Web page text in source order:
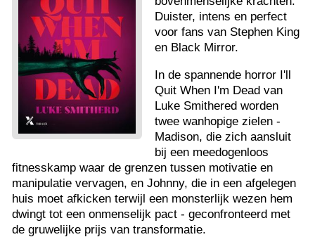
Duister, intens en perfect
voor fans van Stephen King
en Black Mirror.
In de spannende horror I'll
Quit When I'm Dead van
Luke Smithered worden
twee wanhopige zielen -
Madison, die zich aansluit
bij een meedogenloos
fitnesskamp waar de grenzen tussen motivatie en
manipulatie vervagen, en Johnny, die in een afgelegen
huis moet afkicken terwijl een monsterlijk wezen hem
dwingt tot een onmenselijk pact - geconfronteerd met
de gruwelijke prijs van transformatie.